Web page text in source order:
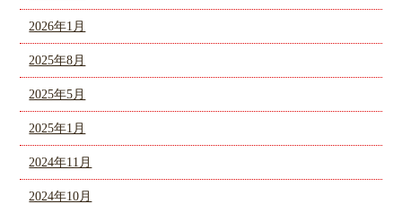
2026年1月
2025年8月
2025年5月
2025年1月
2024年11月
2024年10月